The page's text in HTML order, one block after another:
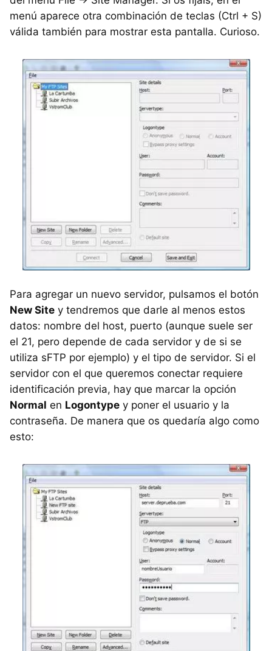
menú aparece otra combinación de teclas (Ctrl + S)
válida también para mostrar esta pantalla. Curioso.
Para agregar un nuevo servidor, pulsamos el botón
New Site y tendremos que darle al menos estos
datos: nombre del host, puerto (aunque suele ser
el 21, pero depende de cada servidor y de si se
utiliza sFTP por ejemplo) y el tipo de servidor. Si el
servidor con el que queremos conectar requiere
identificación previa, hay que marcar la opción
Normal en Logontype y poner el usuario y la
contraseña. De manera que os quedaría algo como
esto: